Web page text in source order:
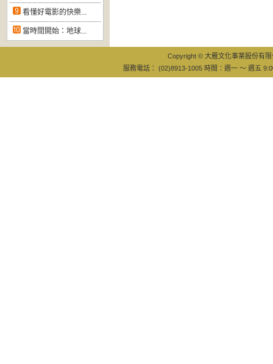
看懂好電影的快樂...
當時間開始：地球...
Copyright © 大雁文化事業股份有
服務電話： (02)8913-1005 時間：週一 ～ 週五